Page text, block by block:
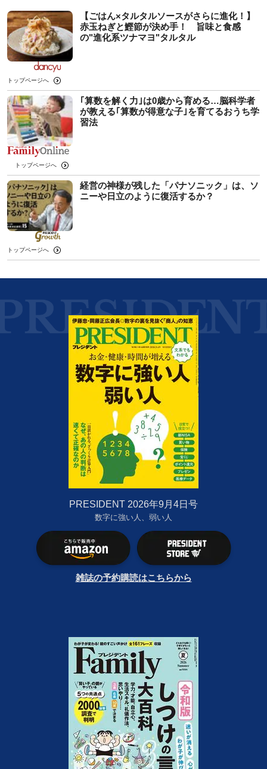
【ごはん×タルタルソースがさらに進化！】
赤玉ねぎと鰹節が決め手！ 旨味と食感
の"進化系ツナマヨ"タルタル
トップページへ
｢算数を解く力｣は0歳から育める…脳科学者
が教える｢算数が得意な子｣を育てるおうち学
習法
トップページへ
経営の神様が残した「パナソニック」は、ソ
ニーや日立のように復活するか？
トップページへ
PRESIDENT 2026年9月4日号
数字に強い人、弱い人
雑誌の予約購読はこちらから